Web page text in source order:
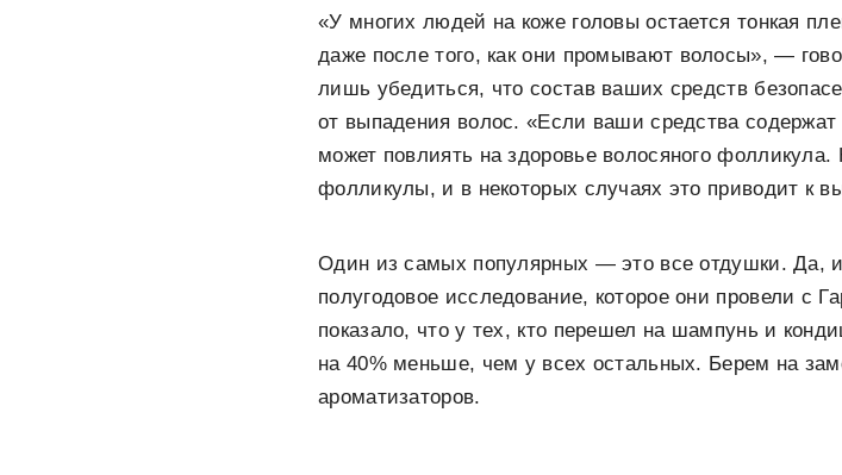
«У многих людей на коже головы остается тонкая
даже после того, как они промывают волосы», —
лишь убедиться, что состав ваших средств
от выпадения волос. «Если ваши средства
может повлиять на здоровье волосяного
фолликулы, и в некоторых случаях это приводит к
Один из самых популярных — это все отдушки. Да,
полугодовое исследование, которое они провели с
показало, что у тех, кто перешел на шампунь и
на 40% меньше, чем у всех остальных. Берем на
ароматизаторов.